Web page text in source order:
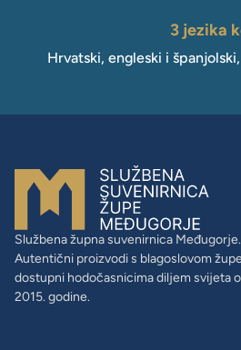
3 jezika
Hrvatski, engleski i
Službena župna suvenirnica Međugorje.
Autentični proizvodi s blagoslovom
dostupni hodočasnicima diljem svijeta
2015. godine.